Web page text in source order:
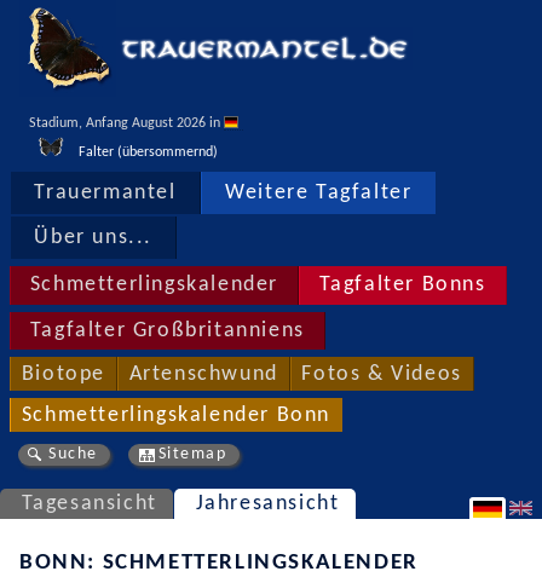
Stadium, Anfang August 2026 in
Falter (übersommernd)
Trauermantel Weitere Tagfalter
Über uns...
Schmetterlingskalender Tagfalter Bonns
Tagfalter Großbritanniens
Biotope Artenschwund Fotos & Videos
Schmetterlingskalender Bonn
Suche Sitemap
Tagesansicht Jahresansicht
BONN: SCHMETTERLINGSKALENDER